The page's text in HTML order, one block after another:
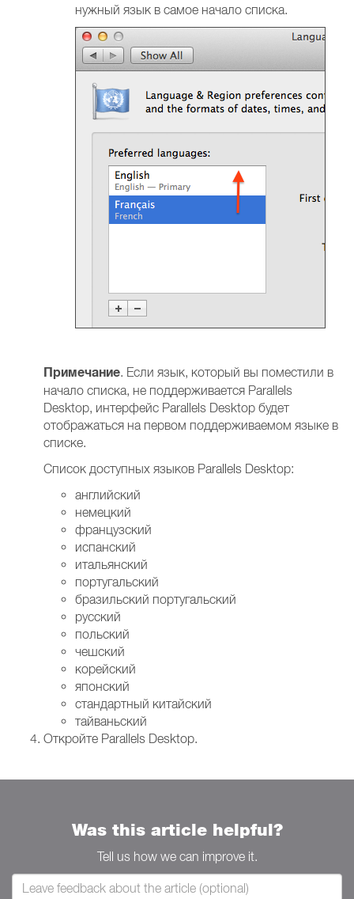
нужный язык в самое начало списка.
Примечание. Если язык, который вы поместили в
начало списка, не поддерживается Parallels
Desktop, интерфейс Parallels Desktop будет
отображаться на первом поддерживаемом языке в
списке.
Список доступных языков Parallels Desktop:
английский
немецкий
французский
испанский
итальянский
португальский
бразильский португальский
русский
польский
чешский
корейский
японский
стандартный китайский
тайваньский
Откройте Parallels Desktop.
Was this article helpful?
Tell us how we can improve it.